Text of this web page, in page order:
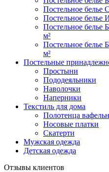
Постельное белье
Постельное белье
Постельное белье
м²
Постельное белье
м²
Постельные
Простыни
Пододеяльники
Наволочки
Наперники
Текстиль для дома
Полотенца
Носовые платки
Скатерти
Мужская одежда
Детская одежда
Отзывы клиентов